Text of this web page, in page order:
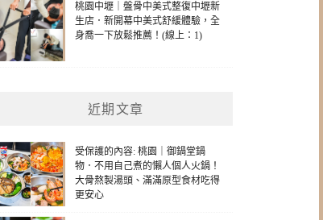
桃園中壢｜盤骨中美式整復中壢新
生店．新開幕中美式舒緩體驗，全
身喬一下放鬆推薦！(線上：1)
近期文章
受保護的內容: 桃園｜御鍋堂鍋
物．不用自己煮的懶人個人火鍋！
大骨熬製湯頭、滿滿原型食材吃得
更安心